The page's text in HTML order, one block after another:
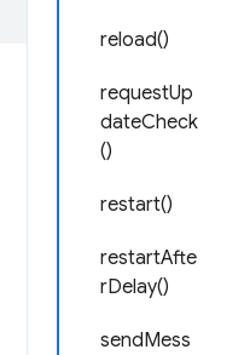
reload()
requestUp
dateCheck
()
restart()
restartAfte
rDelay()
sendMess